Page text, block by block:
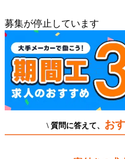
募集が停止しています
\ 質問に答えて、 お